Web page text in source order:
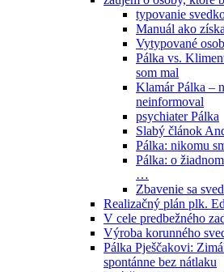
typovanie
Manuál ako
Vytypované
Pálka vs.
som mal
Klamár Pálka –
neinformoval
psychiater Pálka
Slabý článok
Pálka: nikomu
Pálka: o
…
Zbavenie sa
Realizačný plán plk.
V cele predbežného
Výroba korunného
Pálka Pješčakovi:
spontánne bez nátlaku